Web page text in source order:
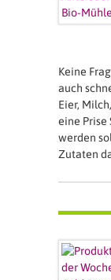
Keine
auch
Eier,
eine Prise
werden
Zutaten